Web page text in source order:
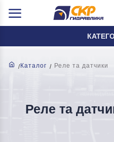
Каталог Реле та датчики
Реле та